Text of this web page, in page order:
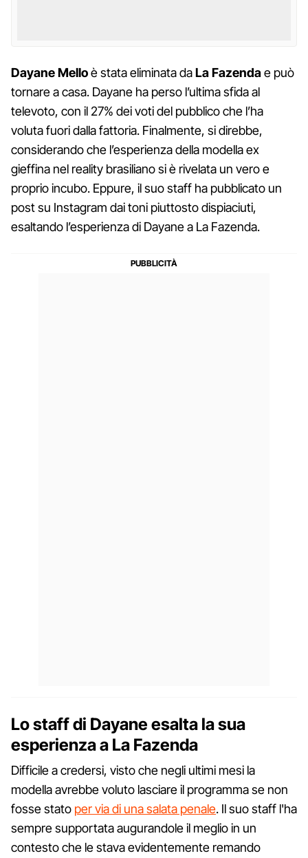
Dayane Melloè stata eliminata daLa Fazendae può
tornare a casa. Dayane ha perso l’ultima sfida al
televoto, con il 27% dei voti del pubblico che l’ha
voluta fuori dalla fattoria. Finalmente, si direbbe,
considerando che l’esperienza della modella ex
gieffina nel reality brasiliano si è rivelata un vero e
proprio incubo. Eppure, il suo staff ha pubblicato un
post su Instagram dai toni piuttosto dispiaciuti,
esaltando l’esperienza di Dayane a La Fazenda.
Lo staff di Dayane esalta la sua
esperienza a La Fazenda
Difficile a credersi, visto che negli ultimi mesi la
modella avrebbe voluto lasciare il programma se non
fosse stato per via di una salata penale. Il suo staff l'ha
sempre supportata augurandole il meglio in un
contesto che le stava evidentemente remando